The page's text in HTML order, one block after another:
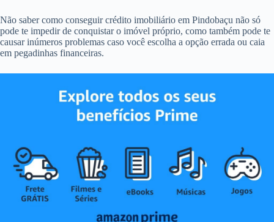
Não saber como conseguir crédito imobiliário em Pindobaçu não só
pode te impedir de conquistar o imóvel próprio, como também pode te
causar inúmeros problemas caso você escolha a opção errada ou caia
em pegadinhas financeiras.